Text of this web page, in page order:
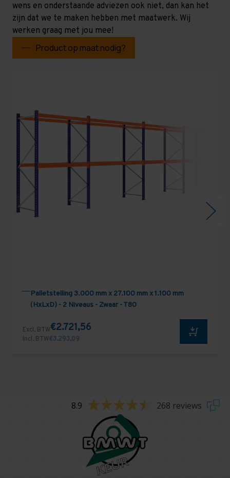
wens en onderstaande adviezen ook niet, dan kan het
zijn dat we te maken hebben met maatwerk. Wij
werken graag met jou mee!
Product op maat nodig?
Palletstelling 3.000 mm x 27.100 mm x 1.100 mm
(HxLxD) - 2 Niveaus - Zwaar - T80
Excl. BTW€2.721,56
Incl. BTW€3.293,09
8.9 268 reviews